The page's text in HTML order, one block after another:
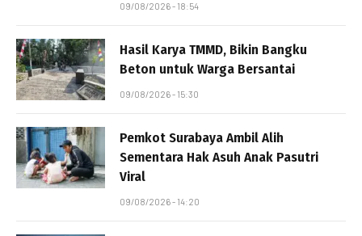
09/08/2026 - 18:54
Hasil Karya TMMD, Bikin Bangku
Beton untuk Warga Bersantai
09/08/2026 - 15:30
Pemkot Surabaya Ambil Alih
Sementara Hak Asuh Anak Pasutri
Viral
09/08/2026 - 14:20